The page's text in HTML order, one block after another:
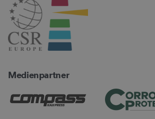
Medienpartner